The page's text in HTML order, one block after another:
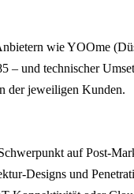
wie YOOme
und technischer
der jeweiligen Kunden.
auf Post-
Designs und